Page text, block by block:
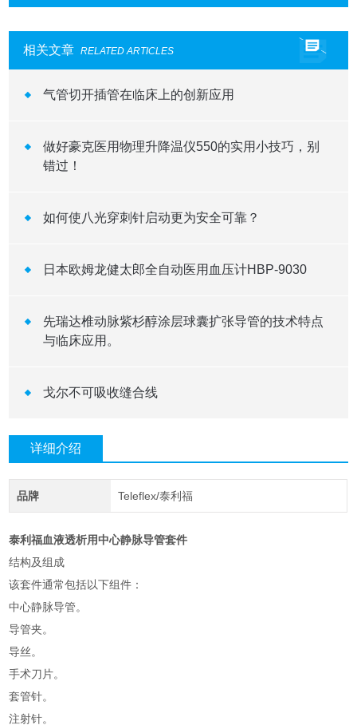
相关文章 RELATED ARTICLES
气管切开插管在临床上的创新应用
做好豪克医用物理升降温仪550的实用小技巧，别
错过！
如何使八光穿刺针启动更为安全可靠？
日本欧姆龙健太郎全自动医用血压计HBP-9030
先瑞达椎动脉紫杉醇涂层球囊扩张导管的技术特点
与临床应用。
戈尔不可吸收缝合线
详细介绍
品牌 Teleflex/泰利福
泰利福血液透析用中心静脉导管套件
结构及组成
该套件通常包括以下组件：
中心静脉导管。
导管夹。
导丝。
手术刀片。
套管针。
注射针。